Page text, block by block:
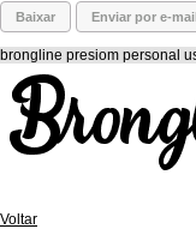
Baixar Enviar por e-
brongline presiom personal
Voltar